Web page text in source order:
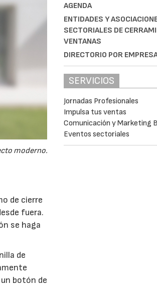
moderno.
de cierre
fuera.
se haga
de
botón de
AGENDA
ENTIDADES Y
SECTORIALES DE
VENTANAS
DIRECTORIO POR
SERVICIOS
Jornadas Profesionales
Impulsa tus ventas
Comunicación y Marketing
Eventos sectoriales